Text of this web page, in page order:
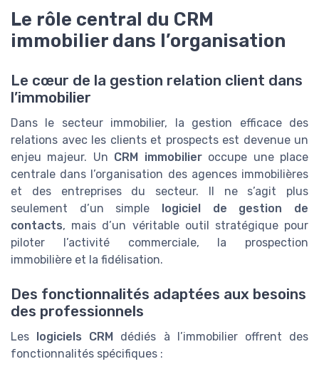
Le rôle central du CRM
immobilier dans l’organisation
Le cœur de la gestion relation client dans
l’immobilier
Dans le secteur immobilier, la gestion efficace des
relations avec les clients et prospects est devenue un
enjeu majeur. Un CRM immobilieroccupe une place
centrale dans l’organisation des agences immobilières
et des entreprises du secteur. Il ne s’agit plus
seulement d’un simple logiciel de gestion de
contacts, mais d’un véritable outil stratégique pour
piloter l’activité commerciale, la prospection
immobilière et la fidélisation.
Des fonctionnalités adaptées aux besoins
des professionnels
Les logiciels CRM
dédiés à l’immobilier offrent des
fonctionnalités spécifiques :